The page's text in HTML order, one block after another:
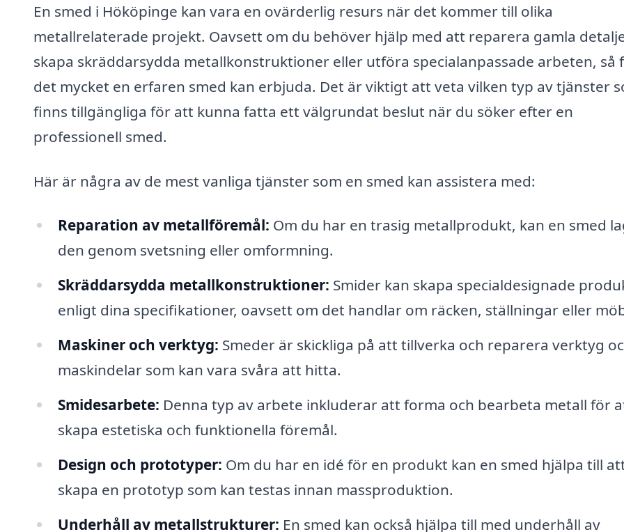
En smed i Hököpinge kan vara en ovärderlig resurs när det kommer till olika
metallrelaterade projekt. Oavsett om du behöver hjälp med att reparera gamla
skapa skräddarsydda metallkonstruktioner eller utföra specialanpassade arbeten, så
det mycket en erfaren smed kan erbjuda. Det är viktigt att veta vilken typ av tjänster
finns tillgängliga för att kunna fatta ett välgrundat beslut när du söker efter en
professionell smed.
Här är några av de mest vanliga tjänster som en smed kan assistera med:
Reparation av metallföremål: Om du har en trasig metallprodukt, kan en smed
den genom svetsning eller omformning.
Skräddarsydda metallkonstruktioner: Smider kan skapa specialdesignade
enligt dina specifikationer, oavsett om det handlar om räcken, ställningar eller
Maskiner och verktyg: Smeder är skickliga på att tillverka och reparera verktyg
maskindelar som kan vara svåra att hitta.
Smidesarbete: Denna typ av arbete inkluderar att forma och bearbeta metall för
skapa estetiska och funktionella föremål.
Design och prototyper: Om du har en idé för en produkt kan en smed hjälpa till
skapa en prototyp som kan testas innan massproduktion.
Underhåll av metallstrukturer: En smed kan också hjälpa till med underhåll av